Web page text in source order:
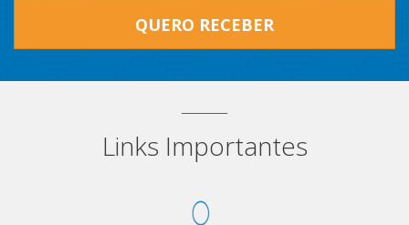
QUERO RECEBER
Links Importantes